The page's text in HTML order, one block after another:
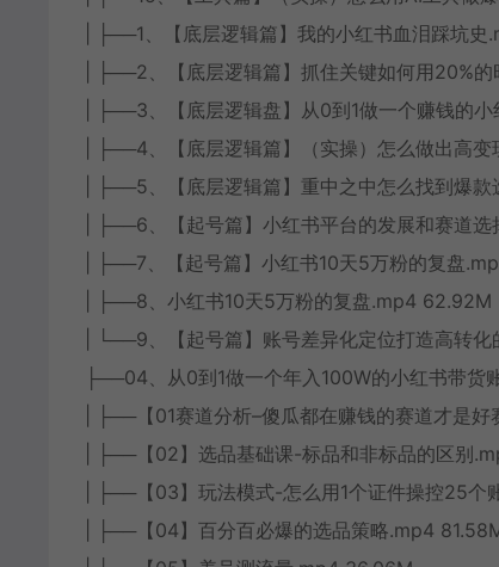
| ├──1、【底层逻辑篇】我的小红书血泪踩坑
| ├──2、【底层逻辑篇】抓住关键如何用20%
| ├──3、【底层逻辑盘】从0到1做一个赚钱的
| ├──4、【底层逻辑篇】（实操）怎么做出高
| ├──5、【底层逻辑篇】重中之中怎么找到爆
| ├──6、【起号篇】小红书平台的发展和赛道
| ├──7、【起号篇】小红书10天5万粉的复盘
| ├──8、小红书10天5万粉的复盘.mp4 62.92M
| └──9、【起号篇】账号差异化定位打造高转
├──04、从0到1做一个年入100W的小红书带货
| ├──【01赛道分析–傻瓜都在赚钱的赛道才是
| ├──【02】选品基础课-标品和非标品的区别
| ├──【03】玩法模式-怎么用1个证件操控25
| ├──【04】百分百必爆的选品策略.mp4